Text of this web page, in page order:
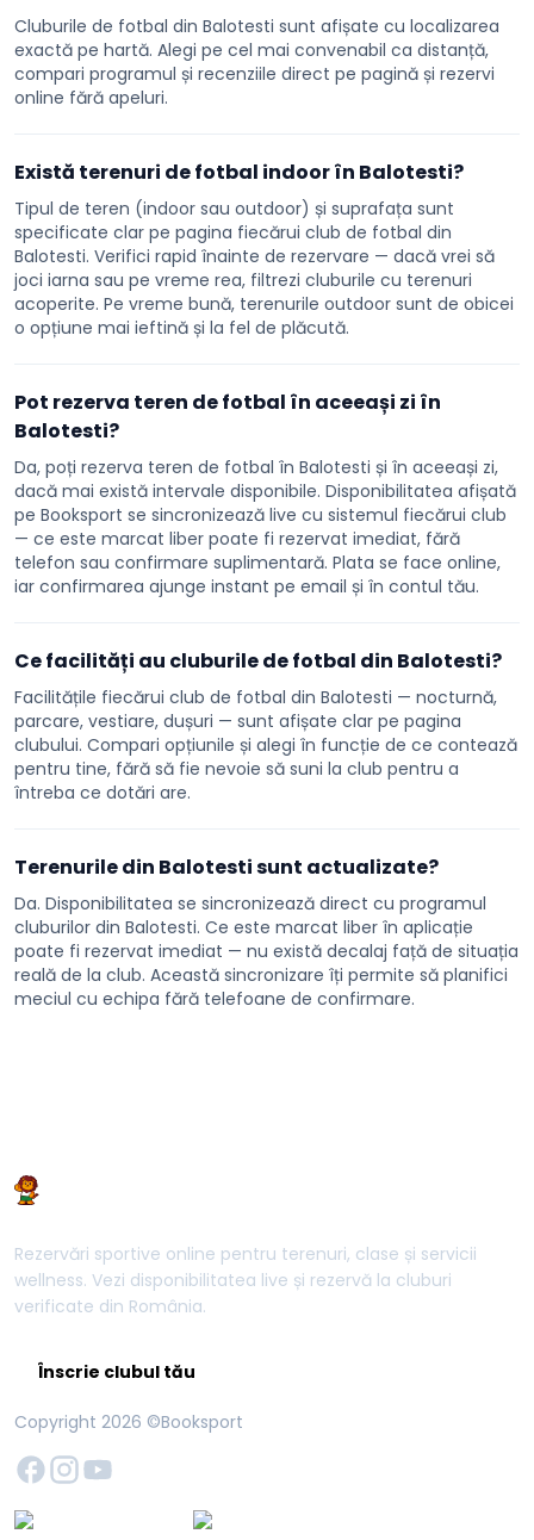
Cluburile de fotbal din Balotesti sunt afișate cu localizarea
exactă pe hartă. Alegi pe cel mai convenabil ca distanță,
compari programul și recenziile direct pe pagină și rezervi
online fără apeluri.
Există terenuri de fotbal indoor în Balotesti?
Tipul de teren (indoor sau outdoor) și suprafața sunt
specificate clar pe pagina fiecărui club de fotbal din
Balotesti. Verifici rapid înainte de rezervare — dacă vrei să
joci iarna sau pe vreme rea, filtrezi cluburile cu terenuri
acoperite. Pe vreme bună, terenurile outdoor sunt de obicei
o opțiune mai ieftină și la fel de plăcută.
Pot rezerva teren de fotbal în aceeași zi în
Balotesti?
Da, poți rezerva teren de fotbal în Balotesti și în aceeași zi,
dacă mai există intervale disponibile. Disponibilitatea afișată
pe Booksport se sincronizează live cu sistemul fiecărui club
— ce este marcat liber poate fi rezervat imediat, fără
telefon sau confirmare suplimentară. Plata se face online,
iar confirmarea ajunge instant pe email și în contul tău.
Ce facilități au cluburile de fotbal din Balotesti?
Facilitățile fiecărui club de fotbal din Balotesti — nocturnă,
parcare, vestiare, dușuri — sunt afișate clar pe pagina
clubului. Compari opțiunile și alegi în funcție de ce contează
pentru tine, fără să fie nevoie să suni la club pentru a
întreba ce dotări are.
Terenurile din Balotesti sunt actualizate?
Da. Disponibilitatea se sincronizează direct cu programul
cluburilor din Balotesti. Ce este marcat liber în aplicație
poate fi rezervat imediat — nu există decalaj față de situația
reală de la club. Această sincronizare îți permite să planifici
meciul cu echipa fără telefoane de confirmare.
Rezervări sportive online pentru terenuri, clase și servicii
wellness. Vezi disponibilitatea live și rezervă la cluburi
verificate din România.
Înscrie clubul tău
Copyright 2026 ©Booksport